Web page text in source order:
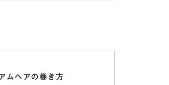
ムヘアの巻き方